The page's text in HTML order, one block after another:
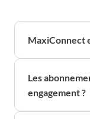
MaxiConnect
Les
engagement ?